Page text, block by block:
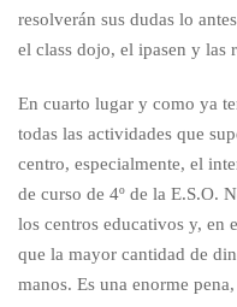
resolverán sus dudas lo
el class dojo, el ipasen y las
En cuarto lugar y como ya
todas las actividades que
centro, especialmente, el
de curso de 4º de la E.S.O.
los centros educativos y, en
que la mayor cantidad de
manos. Es una enorme